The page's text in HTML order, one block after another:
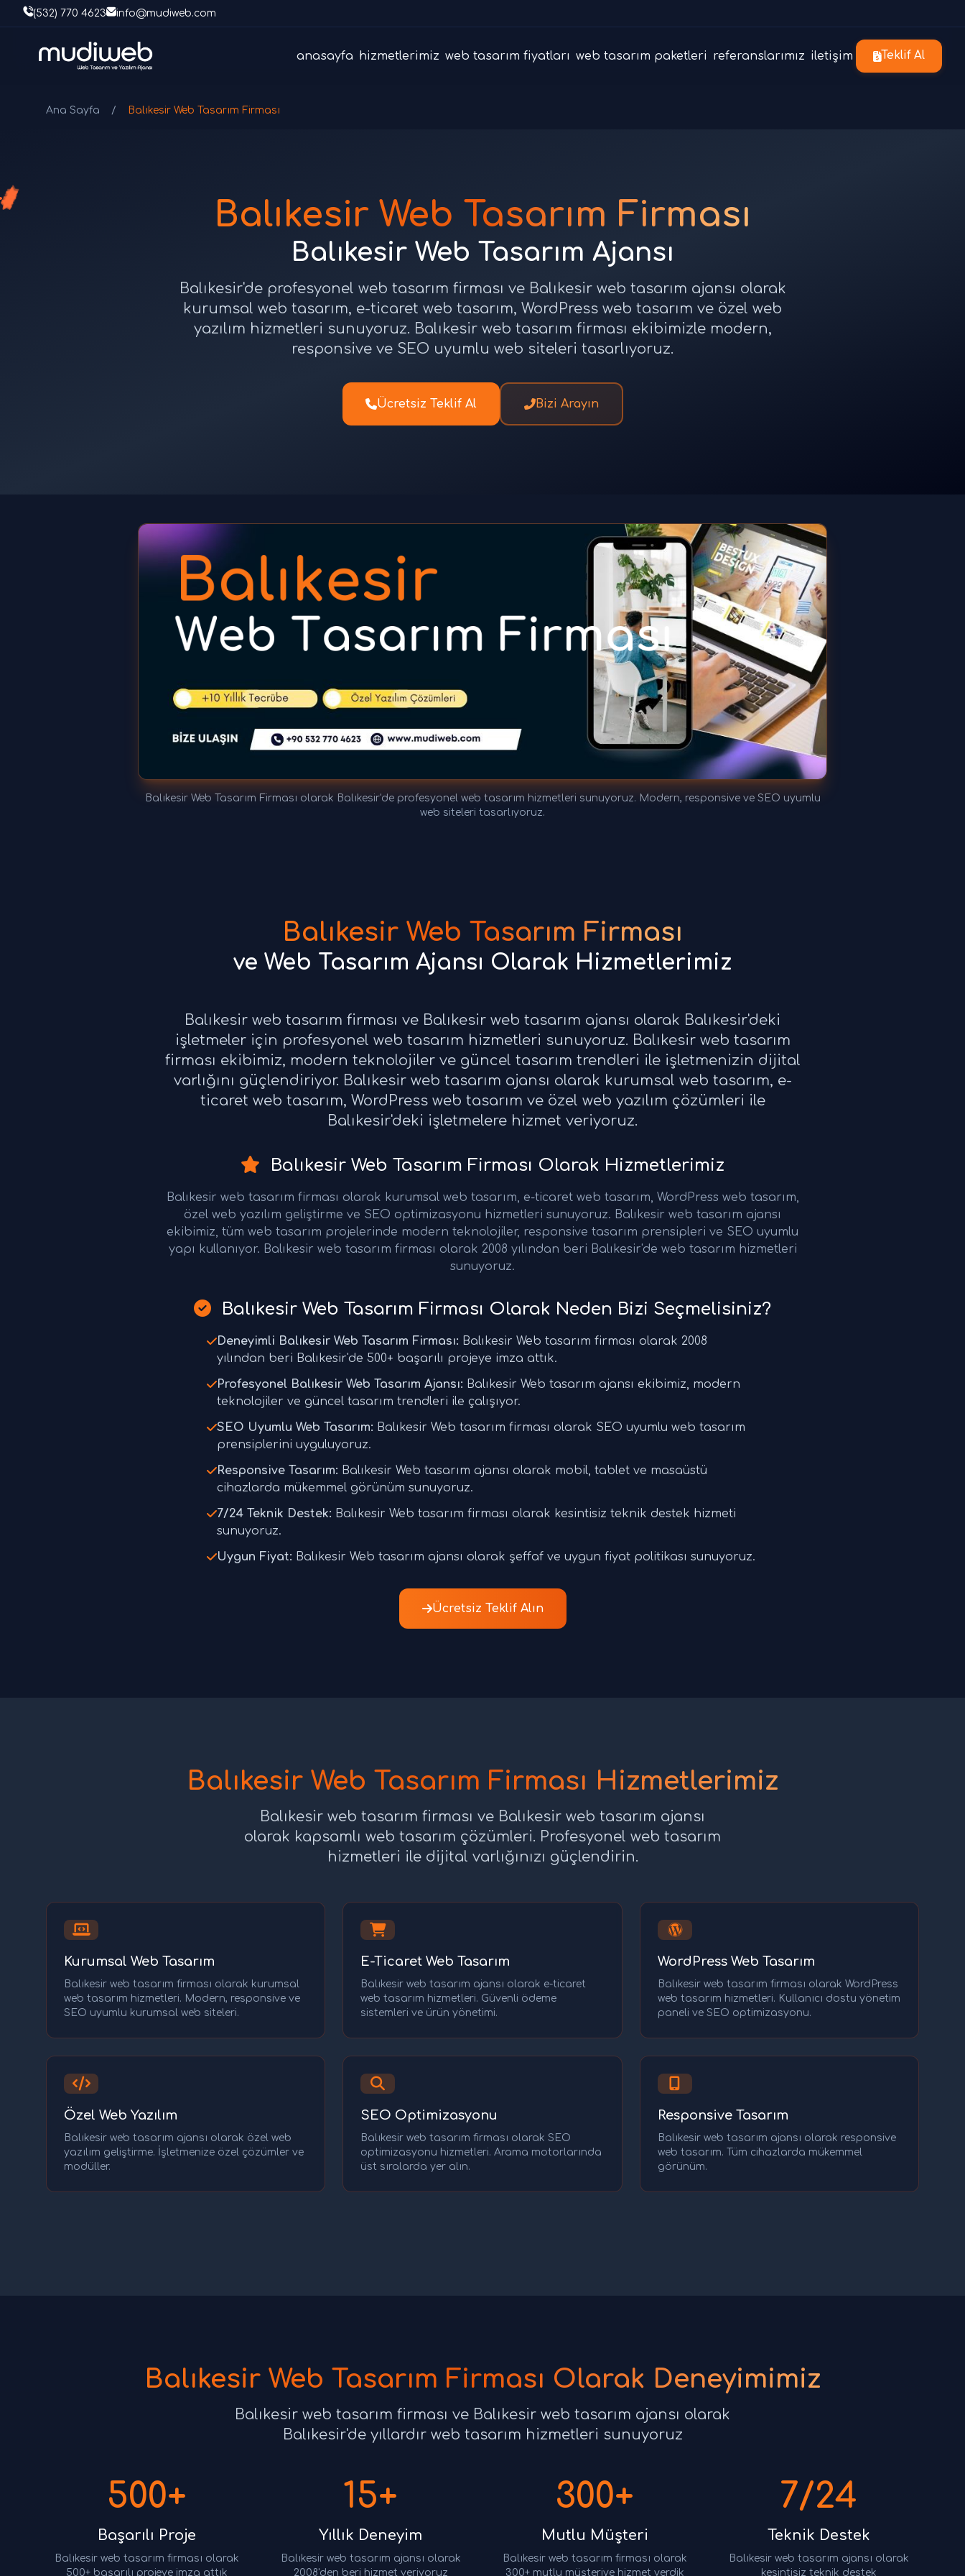
(532) 770 4623 info@mudiweb.com
anasayfa hizmetlerimiz web tasarım fiyatları web tasarım paketleri referanslarımız iletişim Teklif Al
Ana Sayfa / Balıkesir Web Tasarım Firması
Balıkesir Web Tasarım Firması
Balıkesir Web Tasarım Ajansı
Balıkesir'de profesyonel web tasarım firması ve Balıkesir web tasarım ajansı olarak
kurumsal web tasarım, e-ticaret web tasarım, WordPress web tasarım ve özel web
yazılım hizmetleri sunuyoruz. Balıkesir web tasarım firması ekibimizle modern,
responsive ve SEO uyumlu web siteleri tasarlıyoruz.
Ücretsiz Teklif Al Bizi Arayın
Balıkesir Web Tasarım Firması olarak Balıkesir'de profesyonel web tasarım hizmetleri sunuyoruz. Modern, responsive ve SEO uyumlu
web siteleri tasarlıyoruz.
Balıkesir Web Tasarım Firması
ve Web Tasarım Ajansı Olarak Hizmetlerimiz
Balıkesir web tasarım firması ve Balıkesir web tasarım ajansı olarak Balıkesir'deki
işletmeler için profesyonel web tasarım hizmetleri sunuyoruz. Balıkesir web tasarım
firması ekibimiz, modern teknolojiler ve güncel tasarım trendleri ile işletmenizin dijital
varlığını güçlendiriyor. Balıkesir web tasarım ajansı olarak kurumsal web tasarım, e-
ticaret web tasarım, WordPress web tasarım ve özel web yazılım çözümleri ile
Balıkesir'deki işletmelere hizmet veriyoruz.
Balıkesir Web Tasarım Firması Olarak Hizmetlerimiz
Balıkesir web tasarım firması olarak kurumsal web tasarım, e-ticaret web tasarım, WordPress web tasarım,
özel web yazılım geliştirme ve SEO optimizasyonu hizmetleri sunuyoruz. Balıkesir web tasarım ajansı
ekibimiz, tüm web tasarım projelerinde modern teknolojiler, responsive tasarım prensipleri ve SEO uyumlu
yapı kullanıyor. Balıkesir web tasarım firması olarak 2008 yılından beri Balıkesir'de web tasarım hizmetleri
sunuyoruz.
Balıkesir Web Tasarım Firması Olarak Neden Bizi Seçmelisiniz?
Deneyimli Balıkesir Web Tasarım Firması: Balıkesir Web tasarım firması olarak 2008
yılından beri Balıkesir'de 500+ başarılı projeye imza attık.
Profesyonel Balıkesir Web Tasarım Ajansı: Balıkesir Web tasarım ajansı ekibimiz, modern
teknolojiler ve güncel tasarım trendleri ile çalışıyor.
SEO Uyumlu Web Tasarım: Balıkesir Web tasarım firması olarak SEO uyumlu web tasarım
prensiplerini uyguluyoruz.
Responsive Tasarım: Balıkesir Web tasarım ajansı olarak mobil, tablet ve masaüstü
cihazlarda mükemmel görünüm sunuyoruz.
7/24 Teknik Destek: Balıkesir Web tasarım firması olarak kesintisiz teknik destek hizmeti
sunuyoruz.
Uygun Fiyat: Balıkesir Web tasarım ajansı olarak şeffaf ve uygun fiyat politikası sunuyoruz.
Ücretsiz Teklif Alın
Balıkesir Web Tasarım Firması Hizmetlerimiz
Balıkesir web tasarım firması ve Balıkesir web tasarım ajansı
olarak kapsamlı web tasarım çözümleri. Profesyonel web tasarım
hizmetleri ile dijital varlığınızı güçlendirin.
Kurumsal Web Tasarım
Balıkesir web tasarım firması olarak kurumsal
web tasarım hizmetleri. Modern, responsive ve
SEO uyumlu kurumsal web siteleri.
E-Ticaret Web Tasarım
Balıkesir web tasarım ajansı olarak e-ticaret
web tasarım hizmetleri. Güvenli ödeme
sistemleri ve ürün yönetimi.
WordPress Web Tasarım
Balıkesir web tasarım firması olarak WordPress
web tasarım hizmetleri. Kullanıcı dostu yönetim
paneli ve SEO optimizasyonu.
Özel Web Yazılım
Balıkesir web tasarım ajansı olarak özel web
yazılım geliştirme. İşletmenize özel çözümler ve
modüller.
SEO Optimizasyonu
Balıkesir web tasarım firması olarak SEO
optimizasyonu hizmetleri. Arama motorlarında
üst sıralarda yer alın.
Responsive Tasarım
Balıkesir web tasarım ajansı olarak responsive
web tasarım. Tüm cihazlarda mükemmel
görünüm.
Balıkesir Web Tasarım Firması Olarak Deneyimimiz
Balıkesir web tasarım firması ve Balıkesir web tasarım ajansı olarak
Balıkesir'de yıllardır web tasarım hizmetleri sunuyoruz
500+
Başarılı Proje
Balıkesir web tasarım firması olarak
500+ başarılı projeye imza attık
15+
Yıllık Deneyim
Balıkesir web tasarım ajansı olarak
2008'den beri hizmet veriyoruz
300+
Mutlu Müşteri
Balıkesir web tasarım firması olarak
300+ mutlu müşteriye hizmet verdik
7/24
Teknik Destek
Balıkesir web tasarım ajansı olarak
kesintisiz teknik destek